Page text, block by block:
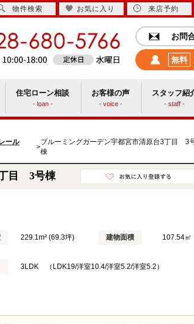
物件検索 お気に入り 来店予約
お問
無料
住宅ローン相談
- loan -
お客様の声
- voice -
スタッフ紹
- staff -
ール
>
ブルーミングガーデン宇都宮市清原台3丁目 3
棟
丁目 3号棟
229.1m² (69.3坪) 建物面積 107.54㎡
3LDK （LDK19/洋室10.4/洋室5.2/洋室5.2）